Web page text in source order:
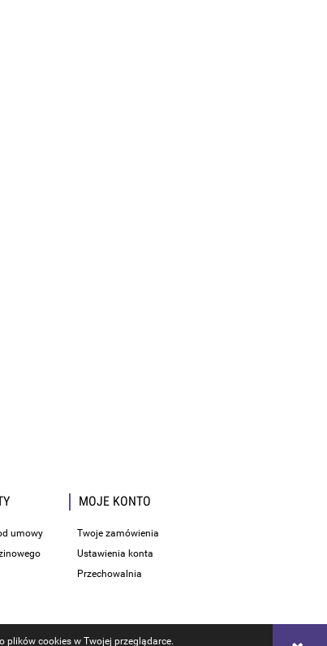
plików cookies w Twojej przeglądarce.
umowy
MOJE KONTO
Twoje zamówienia
Ustawienia konta
Przechowalnia